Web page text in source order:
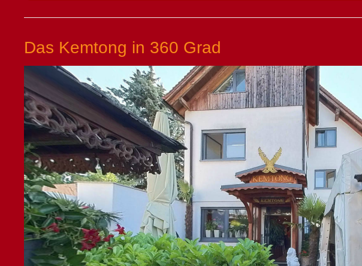
Das Kemtong in 360 Grad